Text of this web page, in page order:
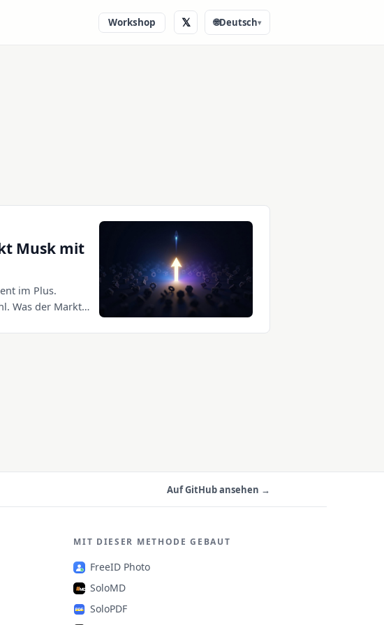
Workshop 𝕏 🌐Deutsch▾
Musk mit
im Plus.
Was der Markt
Auf GitHub ansehen →
MIT DIESER METHODE GEBAUT
FreeID Photo
SoloMD
SoloPDF